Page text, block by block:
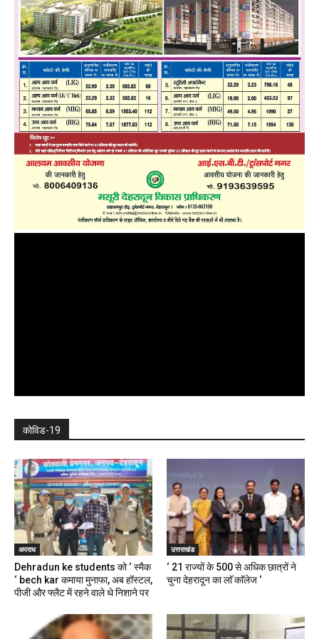
कोविड-19
अपराध
Dehradun ke students को ‘ स्मैक
‘ bech kar कमाया मुनाफा, अब हॉस्टल,
पीजी और फ्लैट में रहने वाले थे निशाने पर
उत्तराखंड
‘ 21 राज्यों के 500 से अधिक छात्रों ने
चुना देहरादून का लाॅ काॅलेज ‘